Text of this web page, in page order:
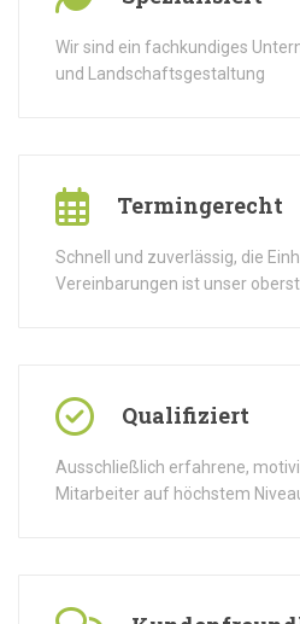
Wir sind ein fachkundiges
und Landschaftsgestaltung
Termingerecht
Schnell und zuverlässig, die
Vereinbarungen ist unser
Qualifiziert
Ausschließlich erfahrene,
Mitarbeiter auf höchstem